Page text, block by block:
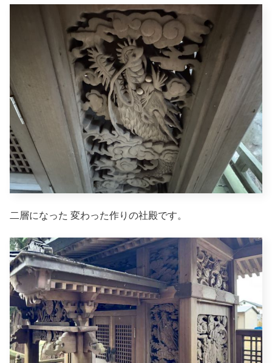
二層になった 変わった作りの社殿です。